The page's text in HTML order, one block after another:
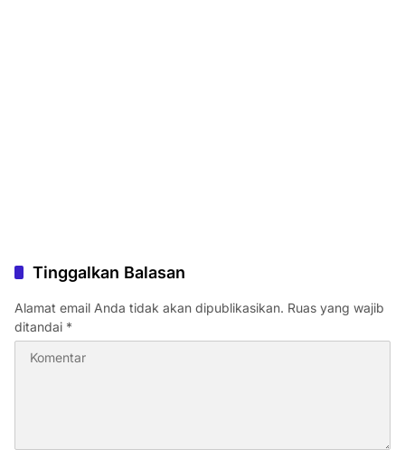
Tinggalkan Balasan
Alamat email Anda tidak akan dipublikasikan. Ruas yang wajib
ditandai *